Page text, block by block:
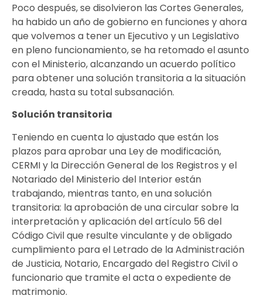
Poco después, se disolvieron las Cortes Generales,
ha habido un año de gobierno en funciones y ahora
que volvemos a tener un Ejecutivo y un Legislativo
en pleno funcionamiento, se ha retomado el asunto
con el Ministerio, alcanzando un acuerdo político
para obtener una solución transitoria a la situación
creada, hasta su total subsanación.
Solución transitoria
Teniendo en cuenta lo ajustado que están los
plazos para aprobar una Ley de modificación,
CERMI y la Dirección General de los Registros y el
Notariado del Ministerio del Interior están
trabajando, mientras tanto, en una solución
transitoria: la aprobación de una circular sobre la
interpretación y aplicación del artículo 56 del
Código Civil que resulte vinculante y de obligado
cumplimiento para el Letrado de la Administración
de Justicia, Notario, Encargado del Registro Civil o
funcionario que tramite el acta o expediente de
matrimonio.